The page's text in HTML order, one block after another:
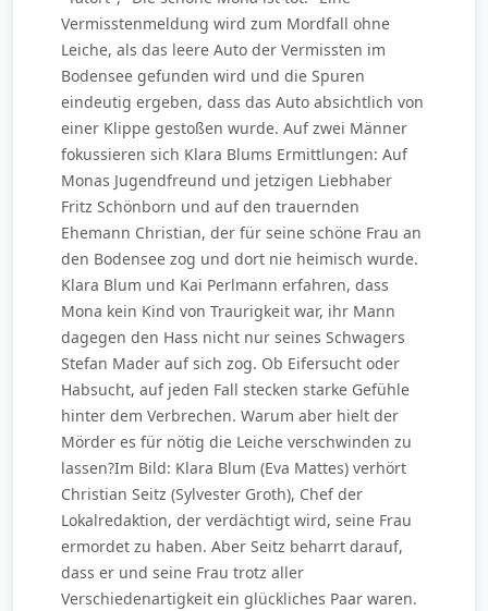
Vermisstenmeldung wird zum Mordfall ohne
Leiche, als das leere Auto der Vermissten im
Bodensee gefunden wird und die Spuren
eindeutig ergeben, dass das Auto absichtlich von
einer Klippe gestoßen wurde. Auf zwei Männer
fokussieren sich Klara Blums Ermittlungen: Auf
Monas Jugendfreund und jetzigen Liebhaber
Fritz Schönborn und auf den trauernden
Ehemann Christian, der für seine schöne Frau an
den Bodensee zog und dort nie heimisch wurde.
Klara Blum und Kai Perlmann erfahren, dass
Mona kein Kind von Traurigkeit war, ihr Mann
dagegen den Hass nicht nur seines Schwagers
Stefan Mader auf sich zog. Ob Eifersucht oder
Habsucht, auf jeden Fall stecken starke Gefühle
hinter dem Verbrechen. Warum aber hielt der
Mörder es für nötig die Leiche verschwinden zu
lassen?Im Bild: Klara Blum (Eva Mattes) verhört
Christian Seitz (Sylvester Groth), Chef der
Lokalredaktion, der verdächtigt wird, seine Frau
ermordet zu haben. Aber Seitz beharrt darauf,
dass er und seine Frau trotz aller
Verschiedenartigkeit ein glückliches Paar waren.